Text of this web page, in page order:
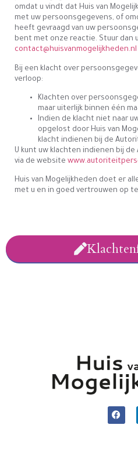
omdat u vindt dat Huis van
met uw persoonsgegevens, of
heeft gevraagd van uw
bent met onze reactie. Stuur dan
contact@huisvanmogelijkheden.nl
Bij een klacht over
verloop:
Klachten over
maar uiterlijk binnen één
Indien de klacht niet naar
opgelost door Huis van
klacht indienen bij de
U kunt uw klachten indienen bij
via de website
Huis van Mogelijkheden doet er
met u en in goed vertrouwen op